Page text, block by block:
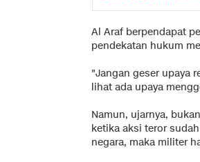
Al Araf berpendapat
pendekatan hukum
"Jangan geser upaya
lihat ada upaya
Namun, ujarnya,
ketika aksi teror
negara, maka militer